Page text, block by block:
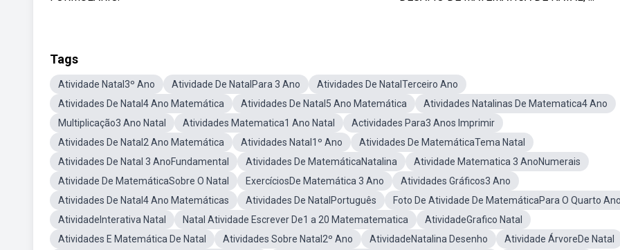
Tags
Atividade Natal3º Ano Atividade De NatalPara 3 Ano
Atividades De NatalTerceiro Ano
Atividades De Natal4 Ano Matemática
Atividades De Natal5 Ano Matemática
Atividades Natalinas De Matematica4 Ano
Multiplicação3 Ano Natal
Atividades Matematica1 Ano Natal
Actividades Para3 Anos Imprimir
Atividades De Natal2 Ano Matemática
Atividades Natal1º Ano
Atividades De MatemáticaTema Natal
Atividades De Natal 3 AnoFundamental
Atividades De MatemáticaNatalina
Atividade Matematica 3 AnoNumerais
Atividade De MatemáticaSobre O Natal
ExercíciosDe Matemática 3 Ano
Atividades Gráficos3 Ano
Atividades De Natal4 Ano Matemáticas
Atividades De NatalPortuguês
Foto De Atividade De MatemáticaPara O Quarto
AtividadeInterativa Natal
Natal Atividade Escrever De1 a 20 Matematematica
AtividadeGrafico Natal
Atividades E Matemática De Natal
Atividades Sobre Natal2º Ano AtividadeNatalina Desenho
Atividade ÁrvoreDe Natal